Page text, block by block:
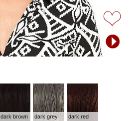
dark brown dark grey dark red